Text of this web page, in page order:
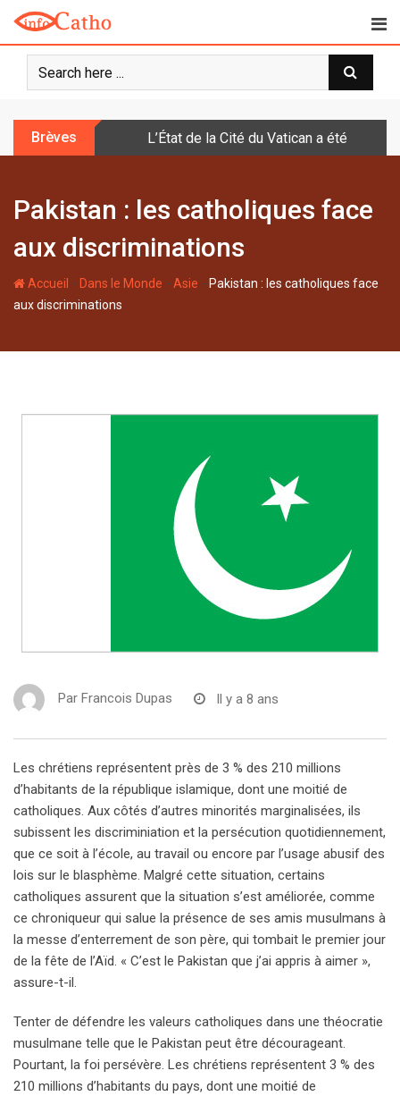
o
Brèves L’État de la Cité du Vatican a été doté
Pakistan : les catholiques face
aux discriminations
Accueil - Dans le Monde -Asie - Pakistan : les catholiques face
aux discriminations
Par Francois Dupas Il y a 8 ans
Les chrétiens représentent près de 3 % des 210 millions
d’habitants de la république islamique, dont une moitié de
catholiques. Aux côtés d’autres minorités marginalisées, ils
subissent les discriminiation et la persécution quotidiennement,
que ce soit à l’école, au travail ou encore par l’usage abusif des
lois sur le blasphème. Malgré cette situation, certains
catholiques assurent que la situation s’est améliorée, comme
ce chroniqueur qui salue la présence de ses amis musulmans à
la messe d’enterrement de son père, qui tombait le premier jour
de la fête de l’Aïd. « C’est le Pakistan que j’ai appris à aimer »,
assure-t-il.
Tenter de défendre les valeurs catholiques dans une théocratie
musulmane telle que le Pakistan peut être décourageant.
Pourtant, la foi persévère. Les chrétiens représentent 3 % des
210 millions d’habitants du pays, dont une moitié de